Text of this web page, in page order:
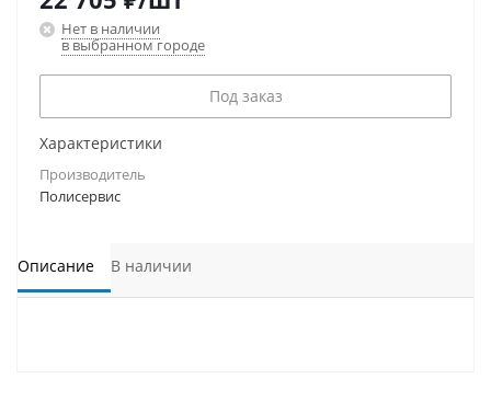
Нет в наличии
в выбранном городе
Под заказ
Характеристики
Производитель
Полисервис
Описание В наличии